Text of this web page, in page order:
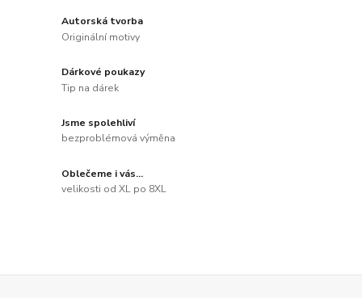
Autorská tvorba
Originální motivy
Dárkové poukazy
Tip na dárek
Jsme spolehliví
bezproblémová výměna
Oblečeme i vás...
velikosti od XL po 8XL